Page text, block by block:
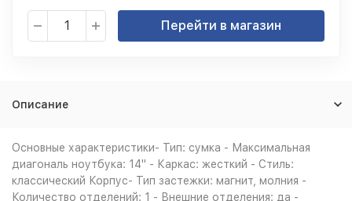
Перейти в магазин
Описание
Основные характеристики- Тип: сумка - Максимальная
диагональ ноутбука: 14" - Каркас: жесткий - Стиль:
классический Корпус- Тип застежки: магнит, молния -
Количество отделений: 1 - Внешние отделения: да -